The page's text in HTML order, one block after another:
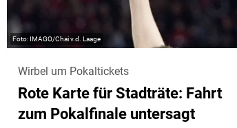
IMAGO/Chai v.d. Laage
Wirbel um Pokaltickets
Rote Karte für Stadträte: Fahrt
zum Pokalfinale untersagt